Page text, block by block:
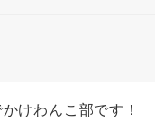
けわんこ部です！